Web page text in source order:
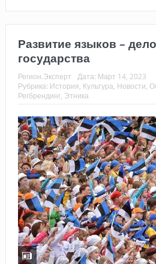
Развитие языков –
государства
Регион.Эксперт Дата: Март 14, 2023
Рубрика: История, Культура, Новости,
Регбрендинг, Этника